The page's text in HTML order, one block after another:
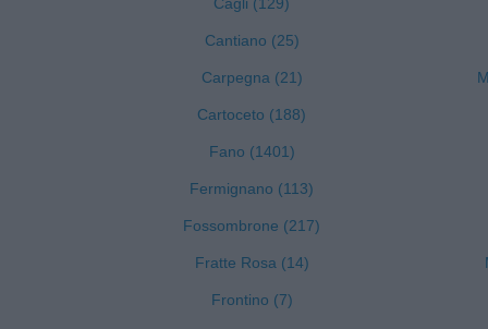
Cantiano (25)
Carpegna (21)
Cartoceto (188)
Fano (1401)
Fermignano (113)
Fossombrone (217)
Fratte Rosa (14)
Frontino (7)